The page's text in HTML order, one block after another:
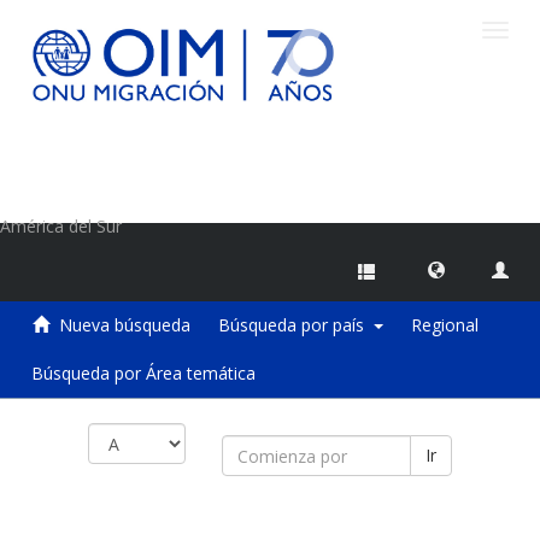
América del Sur
Nueva búsqueda Búsqueda por país Regional
Búsqueda por Área temática
Ir